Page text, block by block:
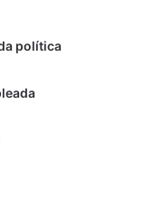
política